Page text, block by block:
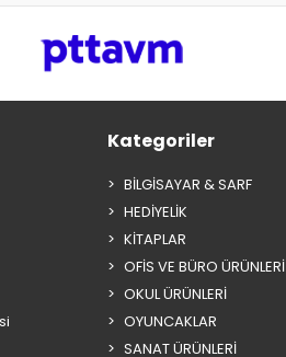
Kategoriler
BİLGİSAYAR & SARF
HEDİYELİK
KİTAPLAR
OFİS VE BÜRO ÜRÜNLERİ
OKUL ÜRÜNLERİ
OYUNCAKLAR
SANAT ÜRÜNLERİ